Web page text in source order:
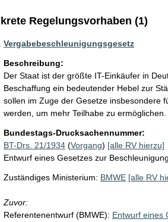
Regelungsvorhaben (1)
Vergabebeschleunigungsgesetz
Beschreibung:
Der Staat ist der größte IT-Einkäufer in
Beschaffung ein bedeutender Hebel zur
sollen im Zuge der Gesetze insbesondere
werden, um mehr Teilhabe zu ermöglichen.
Bundestags-Drucksachennummer:
BT-Drs. 21/1934(Vorgang) [alle RV hierzu]
Entwurf eines Gesetzes zur
Zuständiges Ministerium: BMWE [alle RV
Zuvor:
Referentenentwurf (BMWE): Entwurf eines